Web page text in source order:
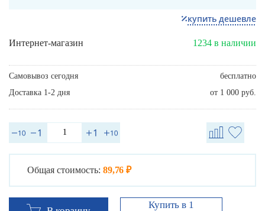
купить дешевле
Интернет-магазин 1234 в наличии
Самовывоз сегодня
бесплатно
Доставка 1-2 дня
от 1 000 руб.
Общая стоимость: 89,76 ₽
Купить в 1